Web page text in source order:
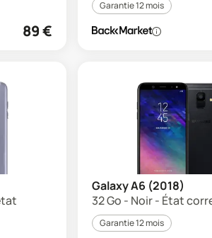
89€
Garantie 12 mois
Galaxy A6 (2018)
32 Go - Noir - État
Garantie 12 mois